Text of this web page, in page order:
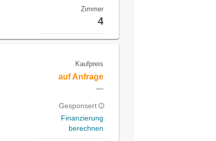
Zimmer
4
Kaufpreis
auf Anfrage
—
Gesponsert
Finanzierung
berechnen